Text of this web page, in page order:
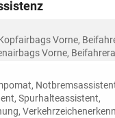
Vorne,
Vorne,
Spurhalteassistent,